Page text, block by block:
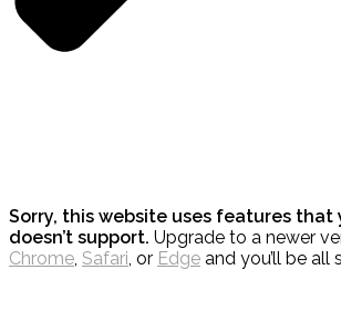
Sorry, this website uses features that
doesn’t support. Upgrade to a newer
Chrome Safari , or Edge and you’ll be all